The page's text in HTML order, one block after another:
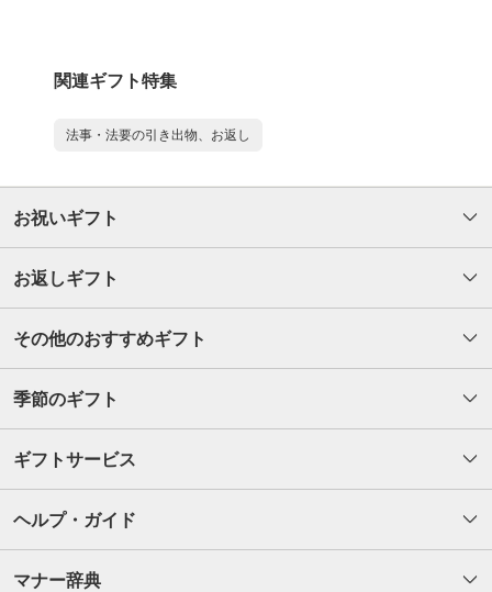
関連ギフト特集
法事・法要の引き出物、お返し
お祝いギフト
お返しギフト
その他のおすすめギフト
季節のギフト
ギフトサービス
ヘルプ・ガイド
マナー辞典